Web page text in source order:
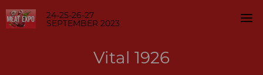
24-25-26-27
SEPTEMBER 2023
Vital 1926